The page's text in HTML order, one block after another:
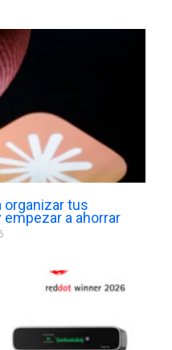
organizar tus
a ahorrar